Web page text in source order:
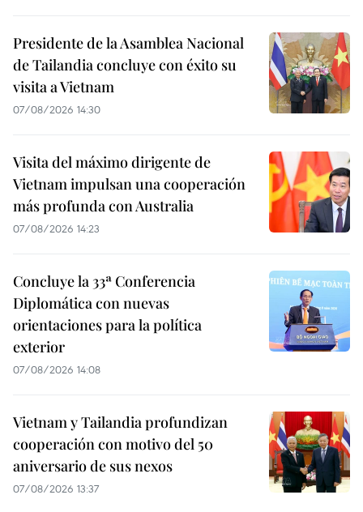
Presidente de la Asamblea Nacional
de Tailandia concluye con éxito su
visita a Vietnam
07/08/2026 14:30
Visita del máximo dirigente de
Vietnam impulsan una cooperación
más profunda con Australia
07/08/2026 14:23
Concluye la 33ª Conferencia
Diplomática con nuevas
orientaciones para la política
exterior
07/08/2026 14:08
Vietnam y Tailandia profundizan
cooperación con motivo del 50
aniversario de sus nexos
07/08/2026 13:37